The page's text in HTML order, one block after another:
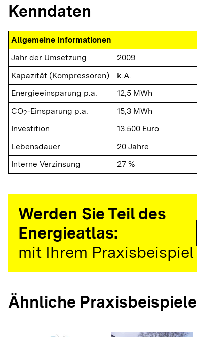
Kenndaten
Allgemeine Informationen
Jahr der Umsetzung
2009
Kapazität (Kompressoren)
k.A.
Energieeinsparung p.a.
12,5 MWh
CO2-Einsparung p.a.
15,3 MWh
Investition
13.500 Euro
Lebensdauer
20 Jahre
Interne Verzinsung
27 %
Werden Sie Teil des
Energieatlas:
mit Ihrem Praxisbeispiel
Ähnliche Praxisbeispiele